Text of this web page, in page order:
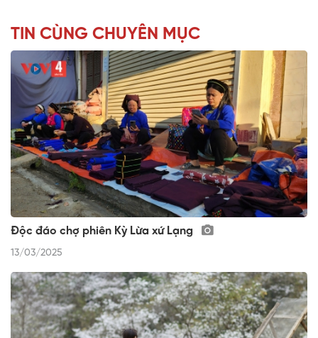
TIN CÙNG CHUYÊN MỤC
Độc đáo chợ phiên Kỳ Lừa xứ Lạng
13/03/2025